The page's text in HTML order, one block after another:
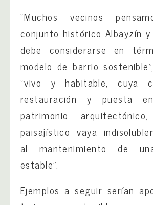
“Muchos vecinos
conjunto histórico Albayzín
debe considerarse en
modelo de barrio
“vivo y habitable, cuya
restauración y puesta
patrimonio
paisajístico vaya
al mantenimiento de
estable”.
Ejemplos a seguir serían